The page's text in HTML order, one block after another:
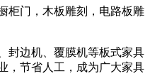
柜门，木板雕刻，电路板雕
封边机、覆膜机等板式家具
，节省人工，成为广大家具